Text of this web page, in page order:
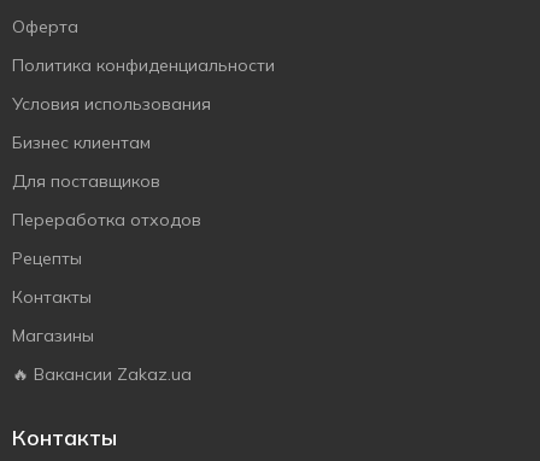
Оферта
Политика конфиденциальности
Условия использования
Бизнес клиентам
Для поставщиков
Переработка отходов
Рецепты
Контакты
Магазины
🔥 Вакансии Zakaz.ua
Контакты